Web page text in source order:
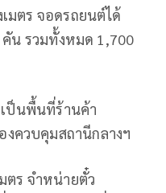
มตร จอดรถยนต์ได้
น รวมทั้งหมด 1,700
ป็นพื้นที่ร้านค้า
ควบคุมสถานีกลางฯ
ตร จำหน่ายตั๋ว